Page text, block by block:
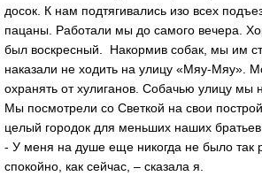
досок. К нам подтягивались изо всех
пацаны. Работали мы до самого вечера.
был воскресный. Накормив собак, мы им
наказали не ходить на улицу «Мяу-Мяу».
охранять от хулиганов. Собачью улицу мы
Мы посмотрели со Светкой на свои
целый городок для меньших наших
- У меня на душе еще никогда не было так
спокойно, как сейчас, – сказала я.